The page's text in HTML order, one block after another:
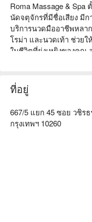
Roma Massage &
นัดจตุจักรที่มีชื่อเสียง มีก
บริการนวดมืออาชีพหลา
โรม่า และนวดเท้า ช่วย
ในชีวิตที่ยุ่งเหยิงของคุณ
ทำงานต้องการผ่อนคลา
ไม่เหมือนใคร Roma
ที่อยู่
667/5 แยก 45 ซอย วชิร
กรุงเทพฯ 10260